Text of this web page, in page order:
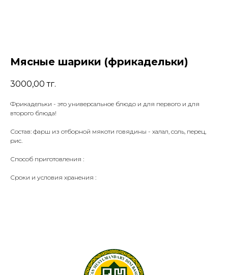
Мясные шарики (фрикадельки)
3000,00 тг.
Фрикадельки - это универсальное блюдо и для первого и для
второго блюда!
Состав: фарш из отборной мякоти говядины - халал, соль, перец,
рис.
Способ приготовления :
Сроки и условия хранения :